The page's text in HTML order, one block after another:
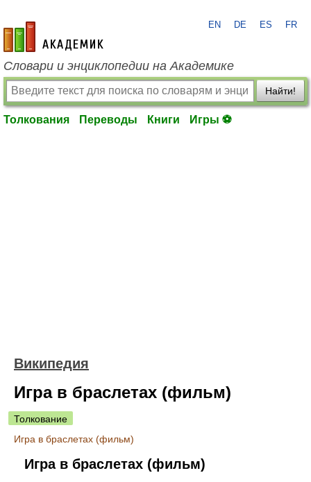
academic.ru
EN DE ES FR
Словари и энциклопедии на Академике
Найти!
Толкования Переводы Книги Игры ⚽
Википедия
Игра в браслетах (фильм)
Толкование
Игра в браслетах (фильм)
Игра в браслетах (фильм)